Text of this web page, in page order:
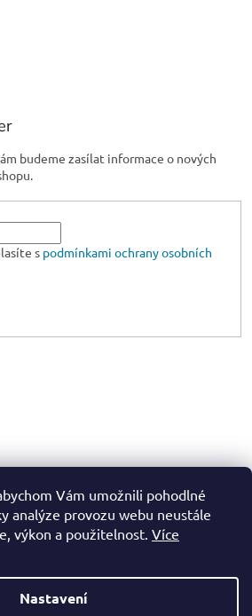
Vám umožnili pohodlné
analýze provozu webu neustále
výkon a použitelnost. Více
Nastavení
budeme zasílat informace o nových
s podmínkami ochrany osobních
@DRUMSTOREPRAGUE
Vytvořil Shoptet